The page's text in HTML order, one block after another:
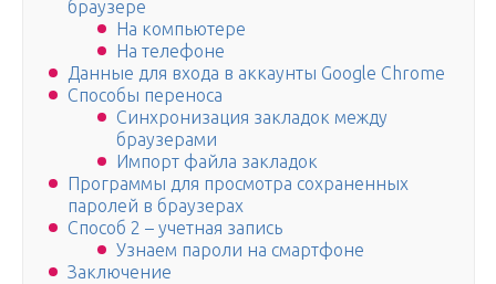
браузере
На компьютере
На телефоне
Данные для входа в аккаунты Google Chrome
Способы переноса
Синхронизация закладок между
браузерами
Импорт файла закладок
Программы для просмотра сохраненных
паролей в браузерах
Способ 2 – учетная запись
Узнаем пароли на смартфоне
Заключение